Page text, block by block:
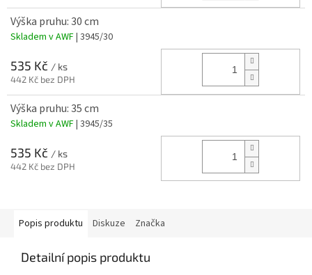
Výška pruhu: 30 cm
Skladem v AWF| 3945/30
535 Kč / ks
442 Kč bez DPH
Výška pruhu: 35 cm
Skladem v AWF| 3945/35
535 Kč / ks
442 Kč bez DPH
Popis produktu Diskuze Značka
Detailní popis produktu